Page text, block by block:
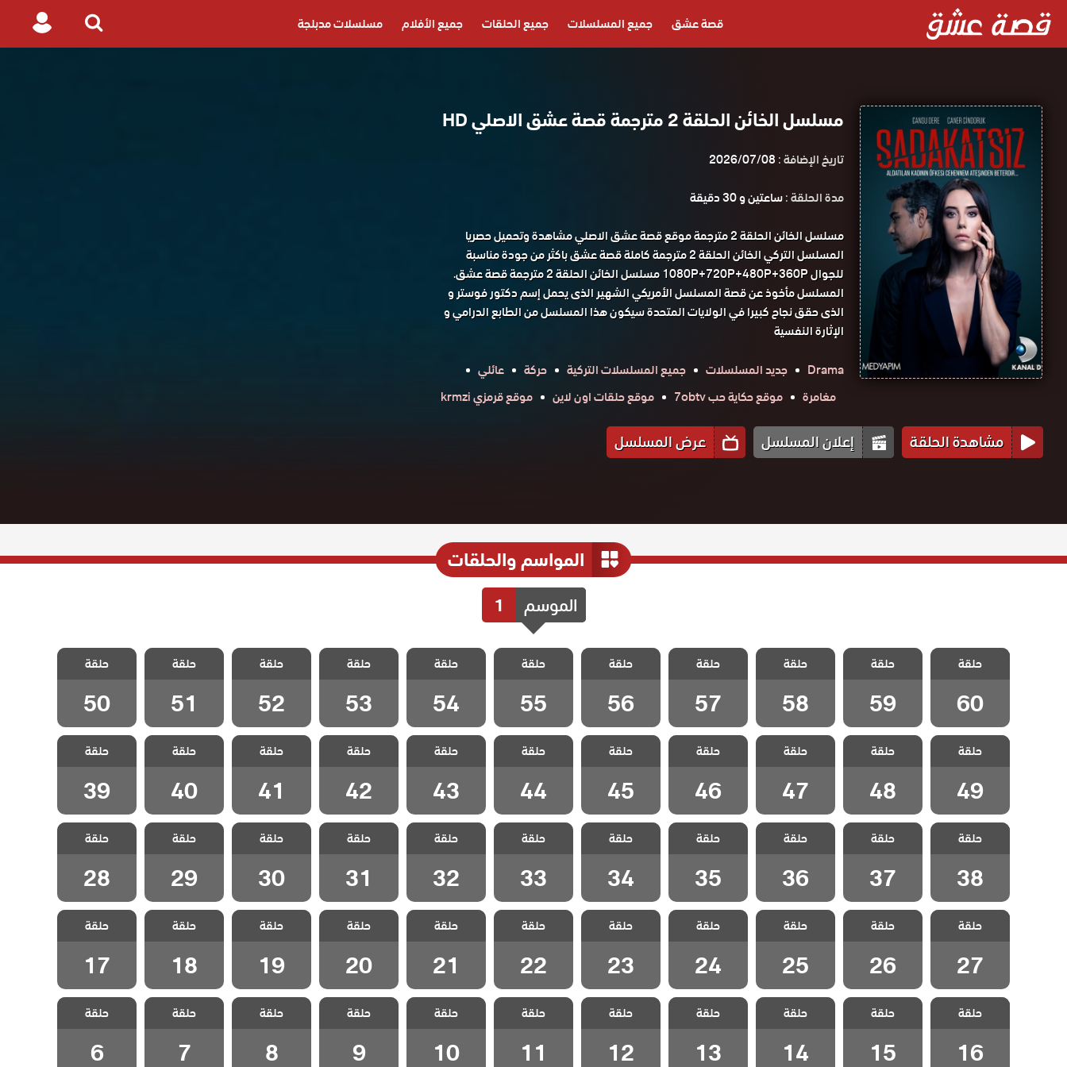
قصة عشق جميع المسلسلات جميع الحلقات جميع الأفلام مسلسلات مدبلجة
Search
Login
مسلسل الخائن الحلقة 2 مترجمة قصة عشق الاصلي HD
تاريخ الإضافة :2026/07/08
مدة الحلقة :ساعتين و 30 دقيقة
مسلسل الخائن الحلقة 2 مترجمة موقع قصة عشق الاصلي مشاهدة وتحميل حصريا
المسلسل التركي الخائن الحلقة 2 مترجمة كاملة قصة عشق باكثر من جودة مناسبة
للجوال 1080P+720P+480P+360P مسلسل الخائن الحلقة 2 مترجمة قصة عشق.
المسلسل مأخوذ عن قصة المسلسل الأمريكي الشهير الذى يحمل إسم دكتور فوستر و
الذى حقق نجاح كبيرا في الولايات المتحدة سيكون هذا المسلسل من الطابع الدرامي و
الإثارة النفسية
Drama
جديد المسلسلات جميع المسلسلات التركية حركة
عائلي
مغامرة
موقع حكاية حب 7obtv موقع حلقات اون لاين موقع قرمزي krmzi
مشاهدة الحلقة إعلان المسلسل عرض المسلسل
المواسم والحلقات
الموسم 1
مسلسل الخائن
الحلقة 60
والاخيرة
حلقة
60
مسلسل الخائن
الحلقة 59
حلقة
59
مسلسل الخائن
الحلقة 58
حلقة
58
مسلسل الخائن
الحلقة 57
حلقة
57
مسلسل الخائن
الحلقة 56
حلقة
56
مسلسل الخائن
الحلقة 55
حلقة
55
مسلسل الخائن
الحلقة 54
حلقة
54
مسلسل الخائن
الحلقة 53
حلقة
53
مسلسل الخائن
الحلقة 52
حلقة
52
مسلسل الخائن
الحلقة 51
حلقة
51
مسلسل الخائن
الحلقة 50
حلقة
50
مسلسل الخائن
الحلقة 49
حلقة
49
مسلسل الخائن
الحلقة 48
حلقة
48
مسلسل الخائن
الحلقة 47
حلقة
47
مسلسل الخائن
الحلقة 46
حلقة
46
مسلسل الخائن
الحلقة 45
حلقة
45
مسلسل الخائن
الحلقة 44
حلقة
44
مسلسل الخائن
الحلقة 43
حلقة
43
مسلسل الخائن
الحلقة 42
حلقة
42
مسلسل الخائن
الحلقة 41
حلقة
41
مسلسل الخائن
الحلقة 40
حلقة
40
مسلسل الخائن
الحلقة 39
حلقة
39
مسلسل الخائن
الحلقة 38
حلقة
38
مسلسل الخائن
الحلقة 37
حلقة
37
مسلسل الخائن
الحلقة 36
حلقة
36
مسلسل الخائن
الحلقة 35
حلقة
35
مسلسل الخائن
الحلقة 34
حلقة
34
مسلسل الخائن
الحلقة 33
حلقة
33
مسلسل الخائن
الحلقة 32
حلقة
32
مسلسل الخائن
الحلقة 31
حلقة
31
مسلسل الخائن
الحلقة 30
حلقة
30
مسلسل الخائن
الحلقة 29
حلقة
29
مسلسل الخائن
الحلقة 28
حلقة
28
مسلسل الخائن
الحلقة 27
حلقة
27
مسلسل الخائن
الحلقة 26
حلقة
26
مسلسل الخائن
الحلقة 25
حلقة
25
مسلسل الخائن
الحلقة 24
حلقة
24
مسلسل الخائن
الحلقة 23
حلقة
23
مسلسل الخائن
الحلقة 22
حلقة
22
مسلسل الخائن
الحلقة 21
حلقة
21
مسلسل الخائن
الحلقة 20
حلقة
20
مسلسل الخائن
الحلقة 19
حلقة
19
مسلسل الخائن
الحلقة 18
حلقة
18
مسلسل الخائن
الحلقة 17
حلقة
17
مسلسل الخائن
الحلقة 16
حلقة
16
مسلسل الخائن
الحلقة 15
حلقة
15
مسلسل الخائن
الحلقة 14
حلقة
14
مسلسل الخائن
الحلقة 13
حلقة
13
مسلسل الخائن
الحلقة 12
حلقة
12
مسلسل الخائن
الحلقة 11
حلقة
11
مسلسل الخائن
الحلقة 10
حلقة
10
مسلسل الخائن
الحلقة 9
حلقة
9
مسلسل الخائن
الحلقة 8
حلقة
8
مسلسل الخائن
الحلقة 7
حلقة
7
مسلسل الخائن
الحلقة 6
حلقة
6